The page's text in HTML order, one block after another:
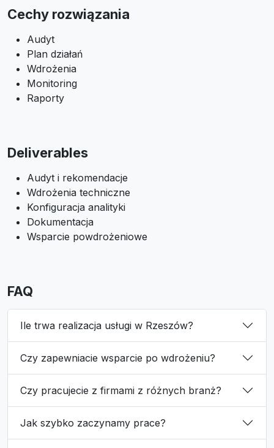
Cechy rozwiązania
Audyt
Plan działań
Wdrożenia
Monitoring
Raporty
Deliverables
Audyt i rekomendacje
Wdrożenia techniczne
Konfiguracja analityki
Dokumentacja
Wsparcie powdrożeniowe
FAQ
Ile trwa realizacja usługi w Rzeszów?
Czy zapewniacie wsparcie po wdrożeniu?
Czy pracujecie z firmami z różnych branż?
Jak szybko zaczynamy prace?